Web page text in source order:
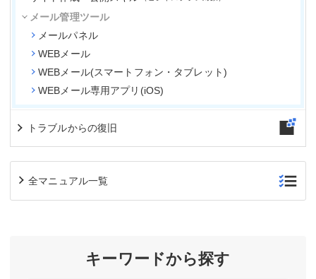
メール管理ツール
メールパネル
WEBメール
WEBメール(スマートフォン・タブレット)
WEBメール専用アプリ(iOS)
トラブルからの復旧
全マニュアル一覧
キーワードから探す